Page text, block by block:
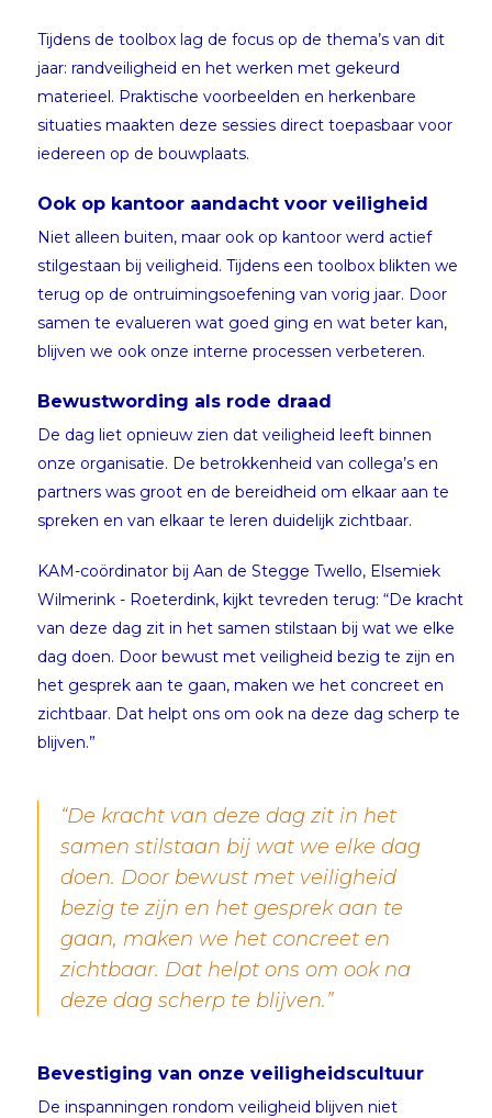
Tijdens de toolbox lag de focus op de thema’s van dit
jaar: randveiligheid en het werken met gekeurd
materieel. Praktische voorbeelden en herkenbare
situaties maakten deze sessies direct toepasbaar voor
iedereen op de bouwplaats.
Ook op kantoor aandacht voor veiligheid
Niet alleen buiten, maar ook op kantoor werd actief
stilgestaan bij veiligheid. Tijdens een toolbox blikten we
terug op de ontruimingsoefening van vorig jaar. Door
samen te evalueren wat goed ging en wat beter kan,
blijven we ook onze interne processen verbeteren.
Bewustwording als rode draad
De dag liet opnieuw zien dat veiligheid leeft binnen
onze organisatie. De betrokkenheid van collega’s en
partners was groot en de bereidheid om elkaar aan te
spreken en van elkaar te leren duidelijk zichtbaar.
KAM-coördinator bij Aan de Stegge Twello, Elsemiek
Wilmerink - Roeterdink, kijkt tevreden terug: “De kracht
van deze dag zit in het samen stilstaan bij wat we elke
dag doen. Door bewust met veiligheid bezig te zijn en
het gesprek aan te gaan, maken we het concreet en
zichtbaar. Dat helpt ons om ook na deze dag scherp te
blijven.”
“De kracht van deze dag zit in het
samen stilstaan bij wat we elke dag
doen. Door bewust met veiligheid
bezig te zijn en het gesprek aan te
gaan, maken we het concreet en
zichtbaar. Dat helpt ons om ook na
deze dag scherp te blijven.”
Bevestiging van onze veiligheidscultuur
De inspanningen rondom veiligheid blijven niet